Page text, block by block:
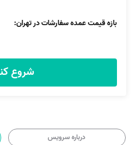
بازه قیمت عمده سفارشات در تهران:
شروع
درباره سرویس